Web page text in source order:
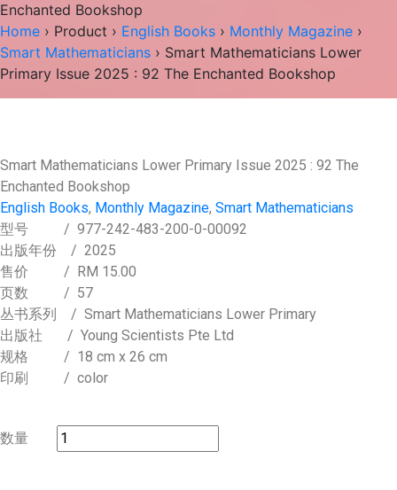
Enchanted Bookshop
Home › Product › English Books › Monthly Magazine ›
Smart Mathematicians › Smart Mathematicians Lower
Primary Issue 2025 : 92 The Enchanted Bookshop
Smart Mathematicians Lower Primary Issue 2025 : 92 The
Enchanted Bookshop
English Books, Monthly Magazine, Smart Mathematicians
型号 / 977-242-483-200-0-00092
出版年份 / 2025
售价 / RM 15.00
页数 / 57
丛书系列 / Smart Mathematicians Lower Primary
出版社 / Young Scientists Pte Ltd
规格 / 18 cm x 26 cm
印刷 / color
数量